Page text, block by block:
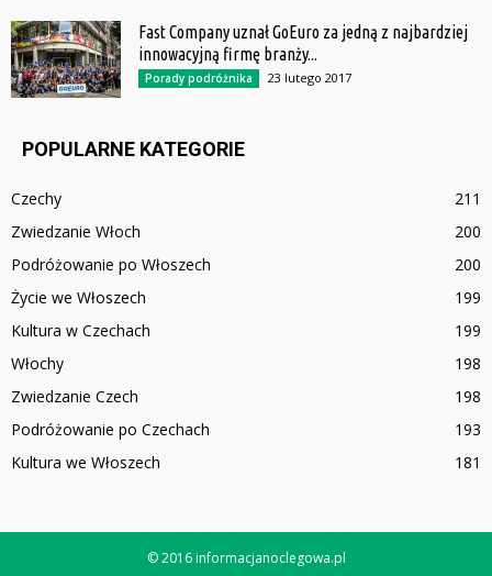
Fast Company uznał GoEuro za jedną z najbardziej
innowacyjną firmę branży...
Porady podróżnika 23 lutego 2017
POPULARNE KATEGORIE
Czechy
211
Zwiedzanie Włoch
200
Podróżowanie po Włoszech
200
Życie we Włoszech
199
Kultura w Czechach
199
Włochy
198
Zwiedzanie Czech
198
Podróżowanie po Czechach
193
Kultura we Włoszech
181
© 2016 informacjanoclegowa.pl